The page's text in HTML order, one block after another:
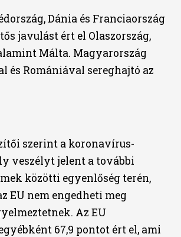
Dánia és Franciaország
javulást ért el Olaszország,
Málta. Magyarország
és Romániával sereghajtó az
szerint a koronavírus-
veszélyt jelent a további
közötti egyenlőség terén,
EU nem engedheti meg
Az EU
67,9 pontot ért el, ami